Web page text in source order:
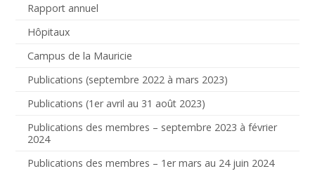
Rapport annuel
Hôpitaux
Campus de la Mauricie
Publications (septembre 2022 à mars 2023)
Publications (1er avril au 31 août 2023)
Publications des membres – septembre 2023 à février
2024
Publications des membres – 1er mars au 24 juin 2024